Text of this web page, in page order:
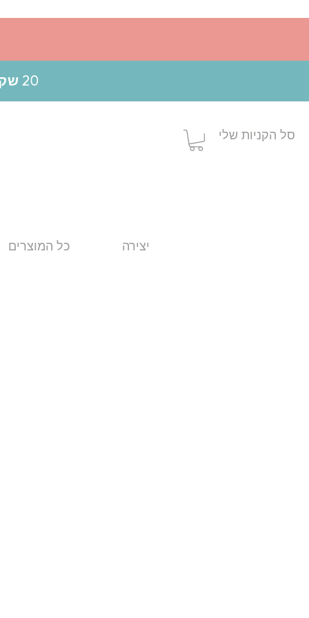
20 שקלים הנחה בקניה מעל 199 ש"ח בשימוש בקופון MOM20
סל הקניות שלי
יצירה כל המוצרים